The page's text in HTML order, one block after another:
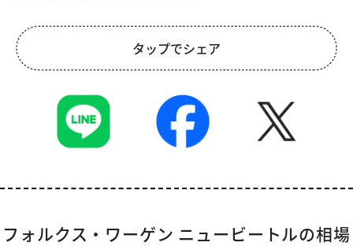
タップでシェア
フォルクス・ワーゲン ニュービートルの相場